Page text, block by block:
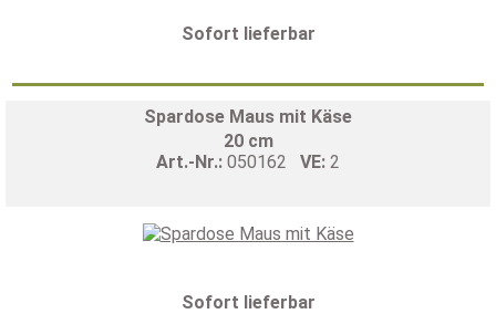
Sofort lieferbar
Spardose Maus mit Käse
20 cm
Art.-Nr.: 050162 VE: 2
Sofort lieferbar